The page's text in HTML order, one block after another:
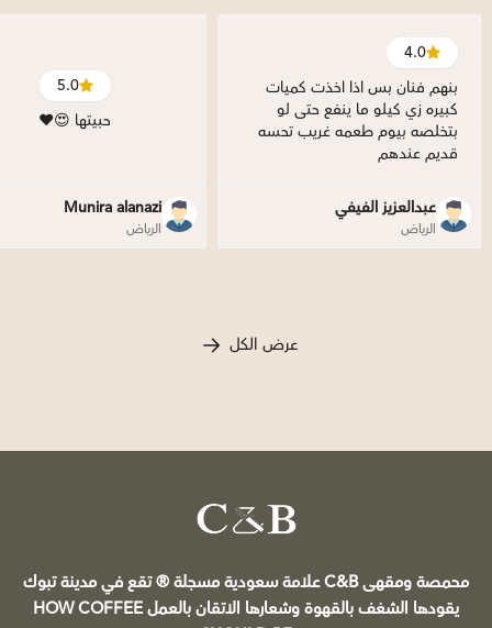
4.0
بنهم فنان بس اذا اخذت كميات
كبيره زي كيلو ما ينفع حتى لو
بتخلصه بيوم طعمه غريب تحسه
قديم عندهم
عبدالعزيز الفيفي
الرياض
5.0
حبيتها 😍♥️
Munira alanazi
الرياض
عرض الكل
محمصة ومقهى C&B علامة سعودية مسجلة ®️ تقع في مدينة تبوك
يقودها الشغف بالقهوة وشعارها الاتقان بالعمل HOW COFFEE